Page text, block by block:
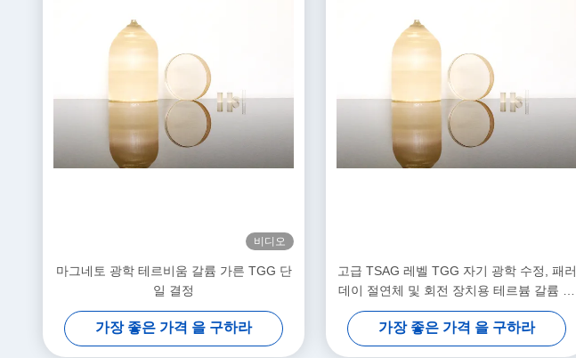
비디오
마그네토 광학 테르비움 갈륨 가른 TGG 단
일 결정
가장 좋은 가격 을 구하라
고급 TSAG 레벨 TGG 자기 광학 수정, 패러
데이 절연체 및 회전 장치용 테르븀 갈륨 가
넷, 400-1100nm 전송
가장 좋은 가격 을 구하라